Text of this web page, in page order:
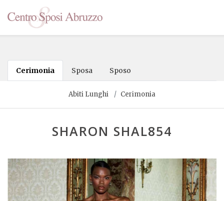
Cerimonia Sposa Sposo
Abiti Lunghi Cerimonia
SHARON SHAL854